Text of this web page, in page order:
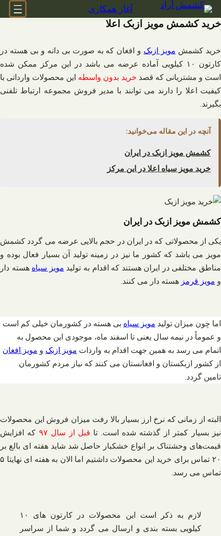
رفتن
به
محتوا
آغاز همکاری
خرید کشمش مویز ازبک اعلا
خرید کشمش مویز ازبک و افغان که به صورت بی دانه و بی هسته در
کارتون ۱۰ کیلویی آماده عرضه می باشد در این مرکز ممکن شده
است و مشتریانی که قصد خرید بدون واسطه این محصولات وارداتی با
کیفیت اعلا را دارند می توانند با مدیر فروش مجموعه ارتباط تلفنی
بگیرند.
آنچه در این مقاله می‌خوانید:
کشمش مویز ازبک در ایران
خرید مویز سیاه اعلا در این مرکز
کشمش مویز ازبک در ایران
یکی از محصولاتی که در ایران در حجم بالایی عرضه می گردد کشمش
مویز می باشد که کشور ما نیز در زمینه تولید آن بسیار فعال بوده و
مناطق مختلفی در ایران هستند که اقدام به تولید مویز سیاه هسته دار
و مویز قرمز هسته دار می کنند.
اما چون میزان تولید مویز سیاه بی هسته در کشورمان خیلی کم است
و عموماً در نیمه سال یعنی تا اسفند ماه، موجودی این محصول به
اتمام می رسد به همین جهت اقدام به واردات مویز ازبک و مویز افغان
از کشور ازبکستان و افغانستان می کنند که نیاز مردم کشورمان
تامین گردد.
البته از زمانی که نرخ ارز بسیار بالا رفت میزان فروش این محصولات
نیز بسیار کمتر از گذشته شده است. تا قبل از سال ۹۷
که افزایش
قیمت‌های وحشتناک بر انواع خشکبار حاصل شد شاید هفته ای بالغ بر
۲۰ تماس برای خرید این محصولات داشتیم اما الان به هفته ای نهایتا ۵
تماس می رسد.
لازم به ذکر است این محصولات در کارتون های ۱۰
کیلویی بسته بندی و ارسال می گردد و شما از سراسر